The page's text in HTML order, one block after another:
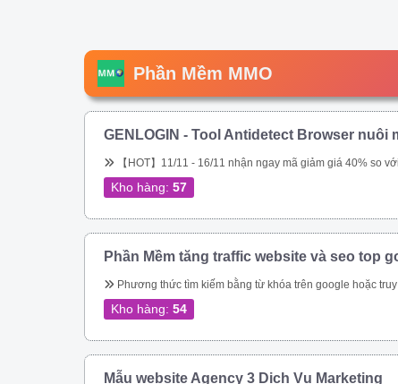
Phần Mềm MMO
GENLOGIN - Tool Antidetect Browser nuôi
【HOT】11/11 - 16/11 nhận ngay mã giảm giá 40% so với giá chính hãng trên web. Tool chuyên nuôi Gmail, nuôi tài khoản Google Ads. Miễn phí 5 profile trọn đời. Sắp tới ae sẽ được tặng miễn phí, hoặc được
Kho hàng: 57
Phần Mềm tăng traffic website và seo top
Phương thức tìm kiếm bằng từ khóa trên google hoặc truy cập trực tiếp vào url đích của bạn – Tự động thay đổi địa chỉ IP – Tự động thay đổi Local IP – Giả lập được trên Mobile, Tablet, Laptop, Tablet bằng UserAgent và giả lập được
Kho hàng: 54
Mẫu website Agency 3 Dịch Vụ Marketing